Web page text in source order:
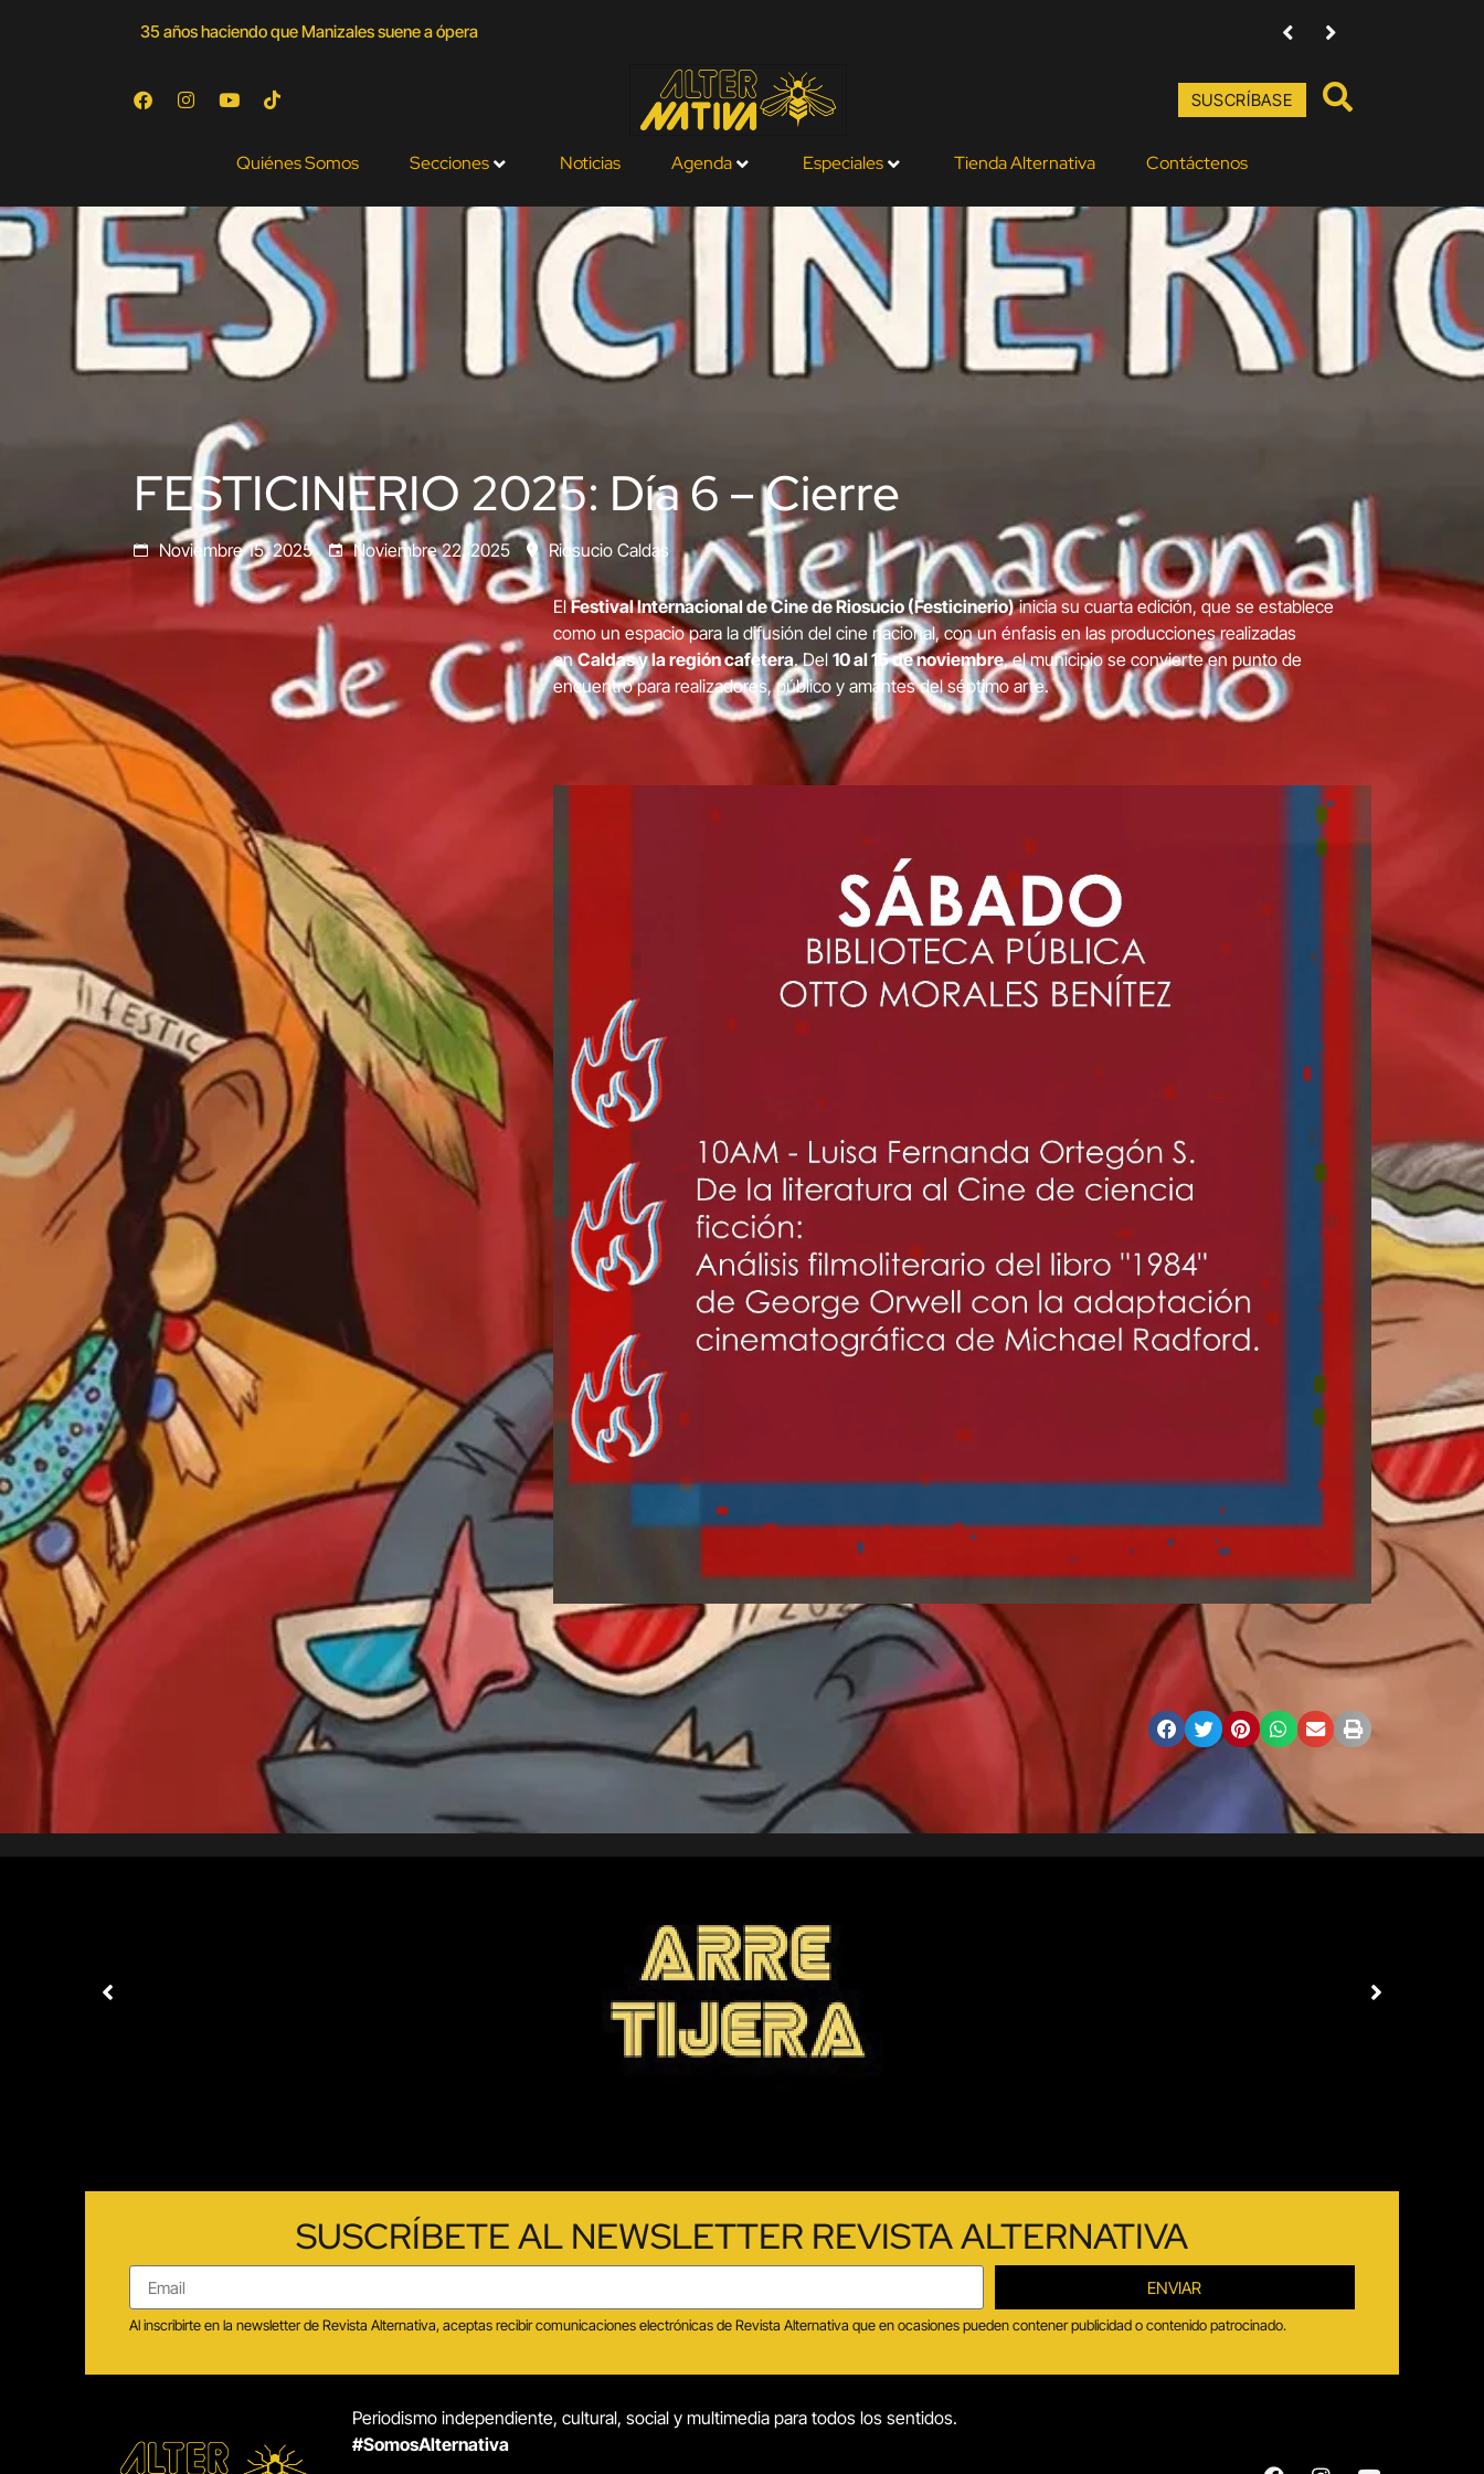
35 años haciendo que Manizales suene a ópera Amenazas contra directores de
SUSCRÍBASE
Quiénes Somos Secciones Noticias Agenda Especiales Tienda Alternativa Contáctenos
FESTICINERIO 2025: Día 6 – Cierre
Noviembre 15, 2025 Noviembre 22, 2025 Riosucio Caldas
ElFestival Internacional de Cine de Riosucio (Festicinerio)inicia su cuarta edición, que se establece
como un espacio para la difusión del cine nacional, con un énfasis en las producciones realizadas
enCaldas y la región cafetera. Del 10 al 15 de noviembre, el municipio se convierte en punto de
encuentro para realizadores, público y amantes del séptimo arte.
SUSCRÍBETE AL NEWSLETTER REVISTA ALTERNATIVA
ENVIAR
Al inscribirte en la newsletter de Revista Alternativa, aceptas recibir comunicaciones electrónicas de Revista Alternativa que en ocasiones pueden contener publicidad o contenido patrocinado.
Periodismo independiente, cultural, social y multimedia para todos los sentidos.
#SomosAlternativa